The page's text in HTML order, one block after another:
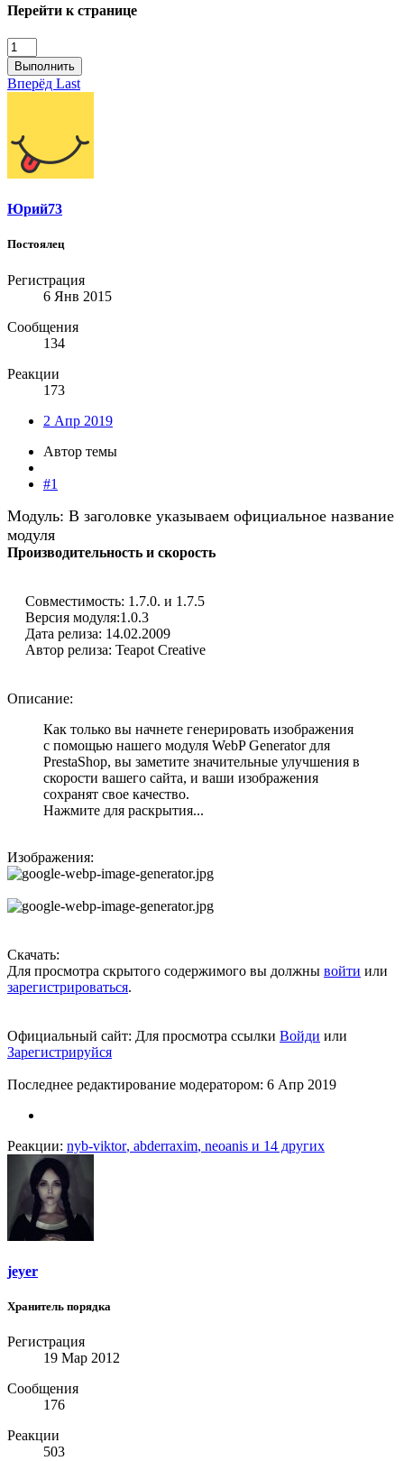
Перейти к странице
Выполнить
Вперёд Last
Юрий73
Постоялец
Регистрация
6 Янв 2015
Сообщения
134
Реакции
173
2 Апр 2019
Автор темы
#1
Модуль: В заголовке указываем официальное название
модуля
Производительность и скорость
Совместимость: 1.7.0. и 1.7.5
Версия модуля:1.0.3
Дата релиза: 14.02.2009
Автор релиза: Teapot Creative
Описание:
Как только вы начнете генерировать изображения
с помощью нашего модуля WebP Generator для
PrestaShop, вы заметите значительные улучшения в
скорости вашего сайта, и ваши изображения
сохранят свое качество.
Нажмите для раскрытия...
Изображения:
Скачать:
Для просмотра скрытого содержимого вы должны войти или
зарегистрироваться.
Официальный сайт: Для просмотра ссылки Войди или
Зарегистрируйся
Последнее редактирование модератором: 6 Апр 2019
Реакции: nyb-viktor, abderraxim, neoanis и 14 других
jeyer
Хранитель порядка
Регистрация
19 Мар 2012
Сообщения
176
Реакции
503